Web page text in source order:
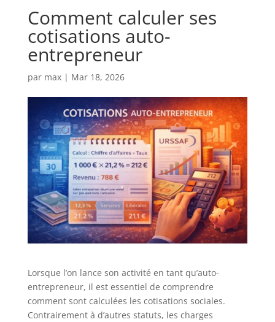
Comment calculer ses
cotisations auto-
entrepreneur
par max| Mar 18, 2026
Lorsque l’on lance son activité en tant qu’auto-
entrepreneur, il est essentiel de comprendre
comment sont calculées les cotisations sociales.
Contrairement à d’autres statuts, les charges